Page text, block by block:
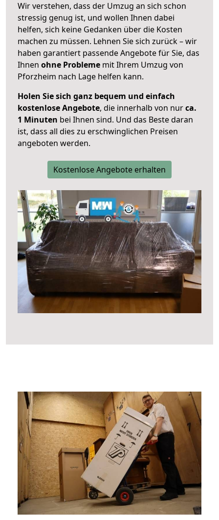
Wir verstehen, dass der Umzug an sich schon
stressig genug ist, und wollen Ihnen dabei
helfen, sich keine Gedanken über die Kosten
machen zu müssen. Lehnen Sie sich zurück – wir
haben garantiert passende Angebote für Sie, das
Ihnen ohne Probleme mit Ihrem Umzug von
Pforzheim nach Lage helfen kann.
Holen Sie sich ganz bequem und einfach
kostenlose Angebote, die innerhalb von nurca.
1 Minuten bei Ihnen sind. Und das Beste daran
ist, dass all dies zu erschwinglichen Preisen
angeboten werden.
Kostenlose Angebote erhalten